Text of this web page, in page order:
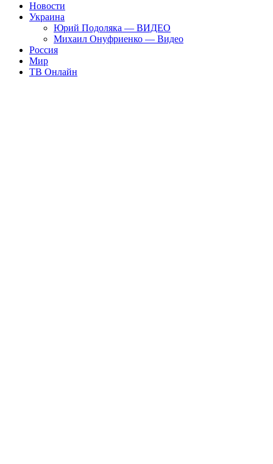
Новости
Украина
Юрий Подоляка — ВИДЕО
Михаил Онуфриенко — Видео
Россия
Мир
ТВ Онлайн